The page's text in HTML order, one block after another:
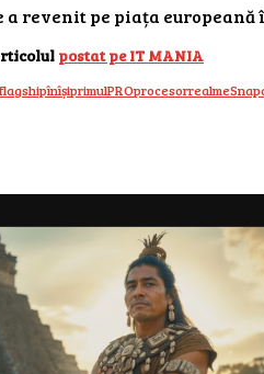
a revenit pe piața
postat pe IT MANIA
flagshipînîșiprimulPROprocesorrealme